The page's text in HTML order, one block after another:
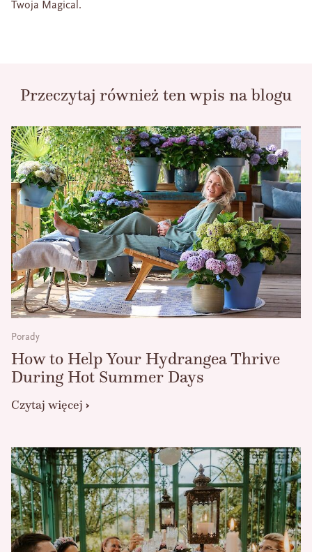
Twoja Magical.
Przeczytaj również ten wpis na blogu
Porady
How to Help Your Hydrangea Thrive
During Hot Summer Days
Czytaj więcej